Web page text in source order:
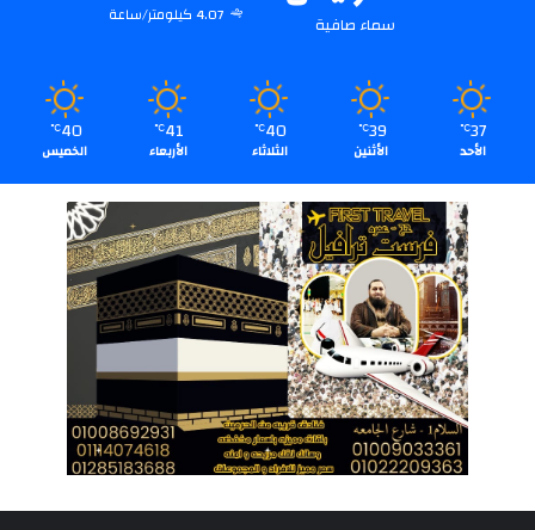
سماء صافية
4.07 كيلومتر/ساعة
37
℃
الأحد
39
℃
الأثنين
40
℃
الثلاثاء
41
℃
الأربعاء
40
℃
الخميس